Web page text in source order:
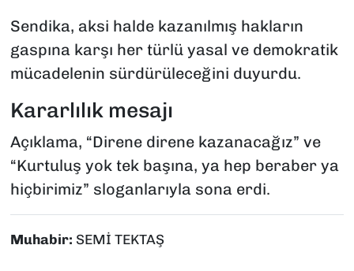
Sendika, aksi halde kazanılmış hakların
gaspına karşı her türlü yasal ve demokratik
mücadelenin sürdürüleceğini duyurdu.
Kararlılık mesajı
Açıklama, “Direne direne kazanacağız” ve
“Kurtuluş yok tek başına, ya hep beraber ya
hiçbirimiz” sloganlarıyla sona erdi.
Muhabir: SEMİ TEKTAŞ